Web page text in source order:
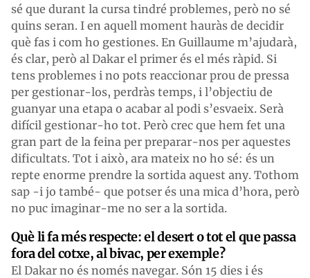
sé que durant la cursa tindré problemes, però no sé
quins seran. I en aquell moment hauràs de decidir
què fas i com ho gestiones. En Guillaume m’ajudarà,
és clar, però al Dakar el primer és el més ràpid. Si
tens problemes i no pots reaccionar prou de pressa
per gestionar-los, perdràs temps, i l’objectiu de
guanyar una etapa o acabar al podi s’esvaeix. Serà
difícil gestionar-ho tot. Però crec que hem fet una
gran part de la feina per preparar-nos per aquestes
dificultats. Tot i això, ara mateix no ho sé: és un
repte enorme prendre la sortida aquest any. Tothom
sap -i jo també- que potser és una mica d’hora, però
no puc imaginar-me no ser a la sortida.
Què li fa més respecte: el desert o tot el que passa
fora del cotxe, al bivac, per exemple?
El Dakar no és només navegar. Són 15 dies i és